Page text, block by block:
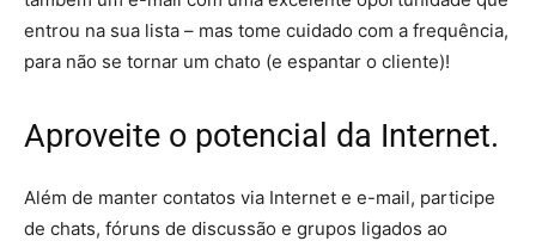
entrou na sua lista – mas tome cuidado com a frequência,
para não se tornar um chato (e espantar o cliente)!
Aproveite o potencial da Internet.
Além de manter contatos via Internet e e-mail, participe
de chats, fóruns de discussão e grupos ligados ao